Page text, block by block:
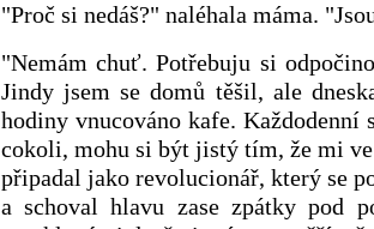
"Proč si nedáš?" naléhala máma.
"Nemám chuť. Potřebuju si
Jindy jsem se domů těšil, ale
hodiny vnucováno kafe.
cokoli, mohu si být jistý tím, že mi
připadal jako revolucionář, který se
a schoval hlavu zase zpátky pod